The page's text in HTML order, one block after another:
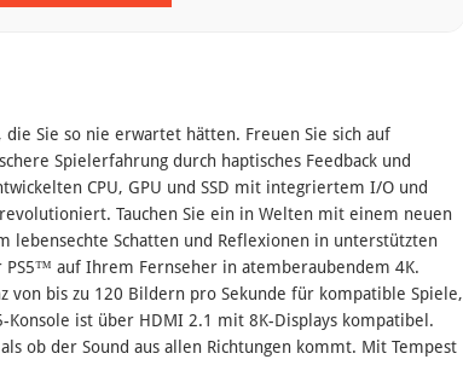
Sie so nie erwartet hätten. Freuen Sie sich auf
Spielerfahrung durch haptisches Feedback und
CPU, GPU und SSD mit integriertem I/O und
Tauchen Sie ein in Welten mit einem neuen
lebensechte Schatten und Reflexionen in unterstützten
auf Ihrem Fernseher in atemberaubendem 4K.
von bis zu 120 Bildern pro Sekunde für kompatible Spiele,
Konsole ist über HDMI 2.1 mit 8K-Displays kompatibel.
ob der Sound aus allen Richtungen kommt. Mit Tempest